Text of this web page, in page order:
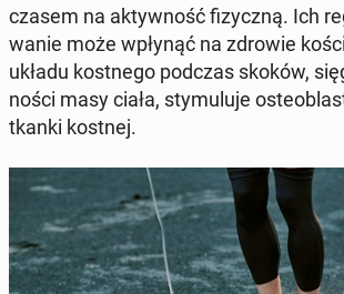
czasem na ak­tyw­ność fi­zycz­ną. Ich
wa­nie może wpłynąć na zdrowie
układu kost­ne­go podczas skoków,
no­ści masy ciała, sty­mu­lu­je
tkanki kostnej.